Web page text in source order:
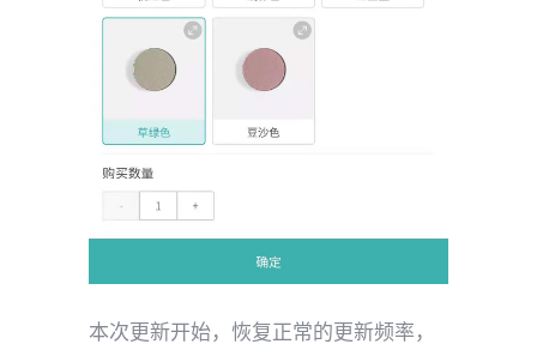
本次更新开始，恢复正常的更新频率，